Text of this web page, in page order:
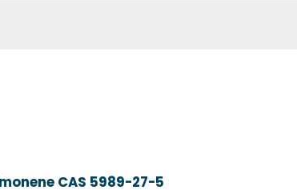
CAS 5989-27-5